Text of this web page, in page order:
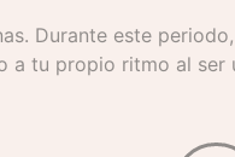
Durante este
a tu propio ritmo al ser